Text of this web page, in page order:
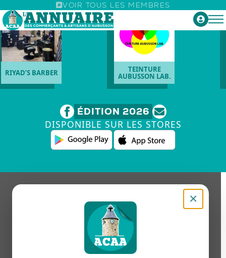
VOIR TOUS LES MEMBRES
RIYAD’S BARBER TEINTURE
AUBUSSON LAB.
ÉDITION 2026
DISPONIBLE SUR LES STORES
×